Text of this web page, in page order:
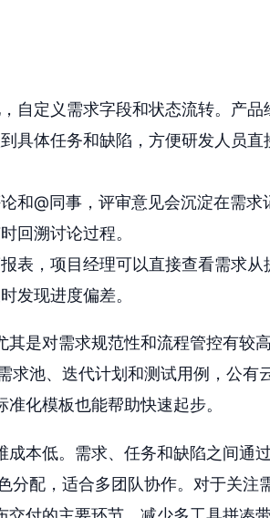
自定义需求字段和状态流转。产品
具体任务和缺陷，方便研发人员直
和@同事，评审意见会沉淀在需求
回溯讨论过程。
表，项目经理可以直接查看需求从
发现进度偏差。
其是对需求规范性和流程管控有较
求池、迭代计划和测试用例，公有
化模板也能帮助快速起步。
成本低。需求、任务和缺陷之间通
分配，适合多团队协作。对于关注